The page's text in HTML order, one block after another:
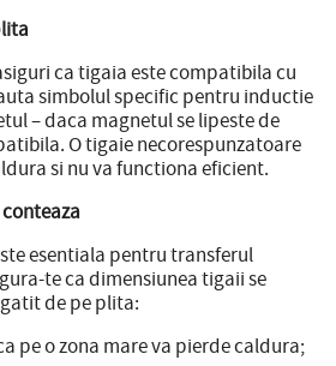
ca tigaia este compatibila cu
simbolul specific pentru inductie
– daca magnetul se lipeste de
O tigaie necorespunzatoare
si nu va functiona eficient.
esentiala pentru transferul
te ca dimensiunea tigaii se
de pe plita:
pe o zona mare va pierde caldura;